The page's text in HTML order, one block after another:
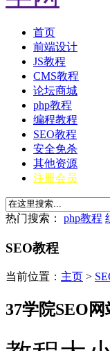
首页
前端设计
JS教程
CMS教程
论坛商城
php教程
编程教程
SEO教程
安全免杀
其他资源
注册会员
热门搜索： php教程
SEO教程
当前位置： 主页 >
37学院SEO